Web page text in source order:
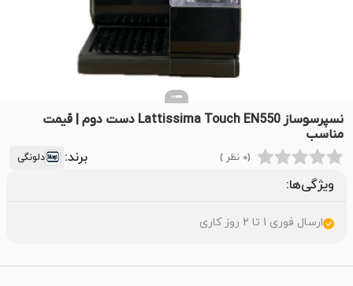
نسپرسوساز Lattissima Touch EN550 دست دوم | قیمت
مناسب
(0 نظر ) برند: دلونگی
ویژگی‌ها:
ارسال فوری 1 تا 2 روز کاری